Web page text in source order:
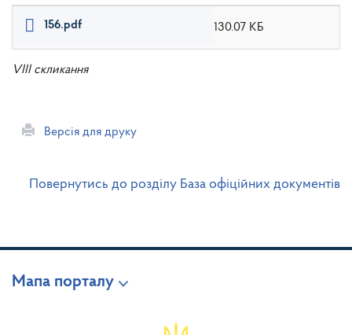
156.pdf 130.07 КБ
VIII скликання
Версія для друку
Повернутись до розділу База офіційних документів
Мапа порталу